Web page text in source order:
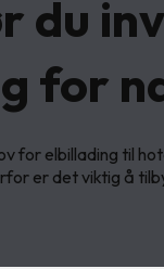
du
for
for elbillading til
er det viktig å